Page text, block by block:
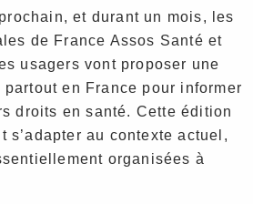
et durant un mois, les
de France Assos Santé et
usagers vont proposer une
partout en France pour informer
droits en santé. Cette édition
s’adapter au contexte actuel,
organisées à